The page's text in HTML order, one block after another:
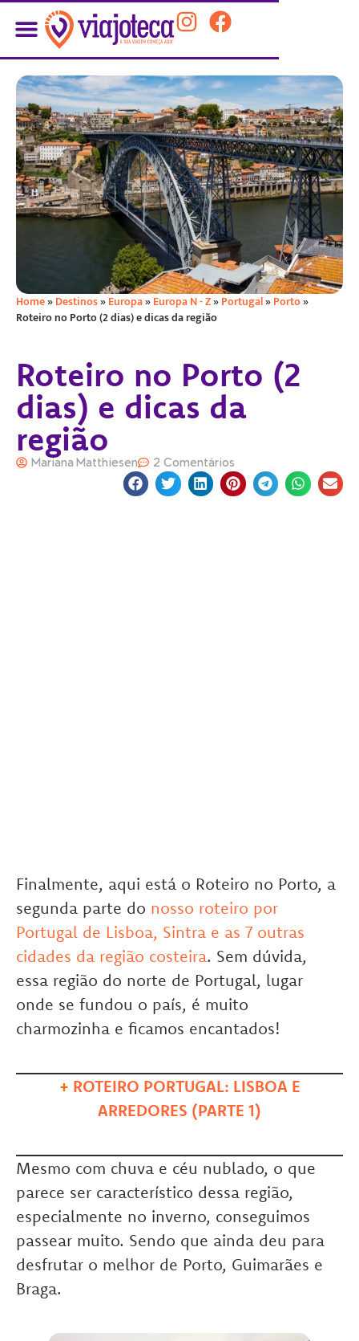
Home»Destinos»Europa»Europa N - Z»Portugal»Porto»
Roteiro no Porto (2 dias) e dicas da região
Roteiro no Porto (2
dias) e dicas da
região
Mariana Matthiesen 2 Comentários
Finalmente, aqui está o Roteiro no Porto, a
segunda parte do nosso roteiro por
Portugal de Lisboa, Sintra e as 7 outras
cidades da região costeira. Sem dúvida,
essa região do norte de Portugal, lugar
onde se fundou o país, é muito
charmozinha e ficamos encantados!
+ ROTEIRO PORTUGAL: LISBOA E
ARREDORES (PARTE 1)
Mesmo com chuva e céu nublado, o que
parece ser característico dessa região,
especialmente no inverno, conseguimos
passear muito. Sendo que ainda deu para
desfrutar o melhor de Porto, Guimarães e
Braga.